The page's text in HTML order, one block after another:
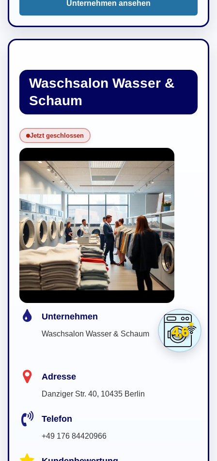
Unternehmen ansehen
Waschsalon Wasser &
Schaum
Jetzt geschlossen
4,6
Unternehmen
Waschsalon Wasser & Schaum
Adresse
Danziger Str. 40, 10435 Berlin
Telefon
+49 176 84420966